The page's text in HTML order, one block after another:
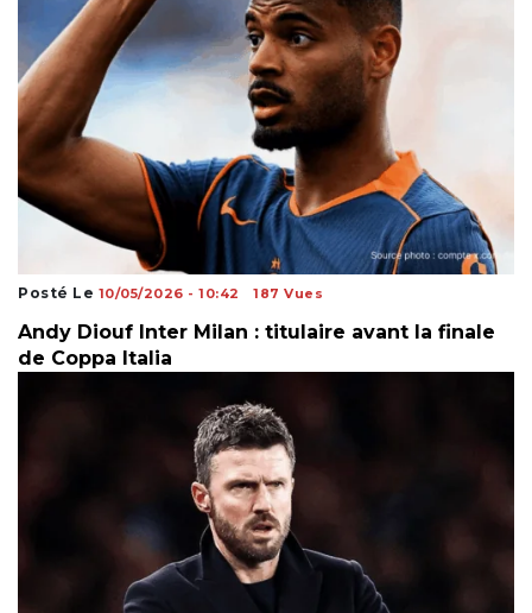
Posté Le 10/05/2026 - 10:42 187 Vues
Andy Diouf Inter Milan : titulaire avant la finale
de Coppa Italia